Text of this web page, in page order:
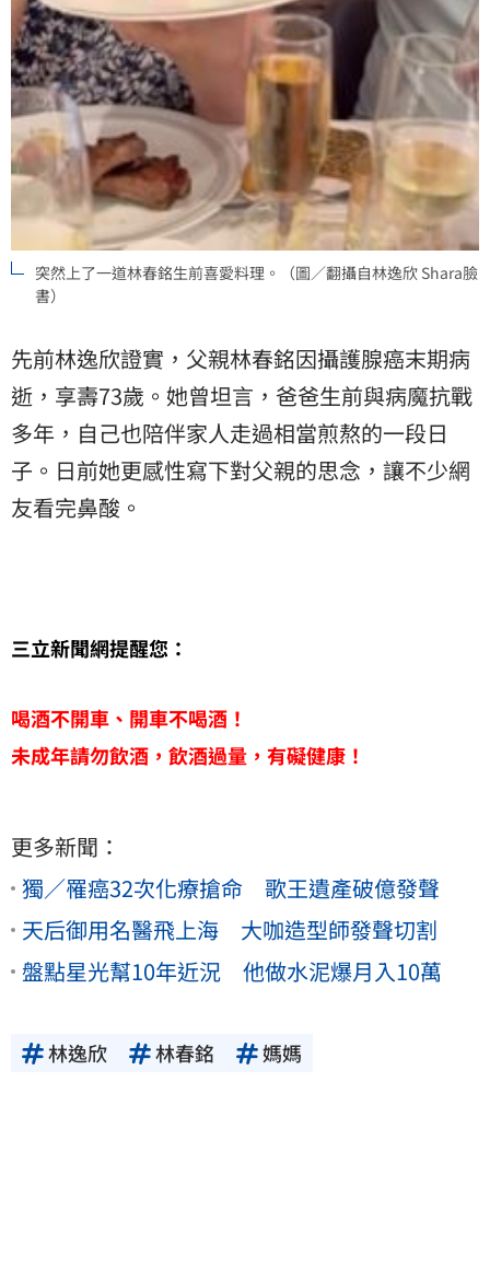
突然上了一道林春銘生前喜愛料理。（圖／翻攝自林逸欣 Shara臉
書）
先前林逸欣證實，父親林春銘因攝護腺癌末期病
逝，享壽73歲。她曾坦言，爸爸生前與病魔抗戰
多年，自己也陪伴家人走過相當煎熬的一段日
子。日前她更感性寫下對父親的思念，讓不少網
友看完鼻酸。
三立新聞網提醒您：
喝酒不開車、開車不喝酒！
未成年請勿飲酒，飲酒過量，有礙健康！
更多新聞：
獨／罹癌32次化療搶命 歌王遺產破億發聲
天后御用名醫飛上海 大咖造型師發聲切割
盤點星光幫10年近況 他做水泥爆月入10萬
林逸欣 林春銘 媽媽